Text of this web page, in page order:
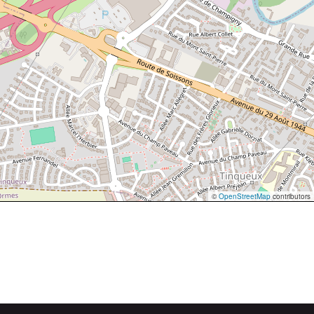
©OpenStreetMapcontributors